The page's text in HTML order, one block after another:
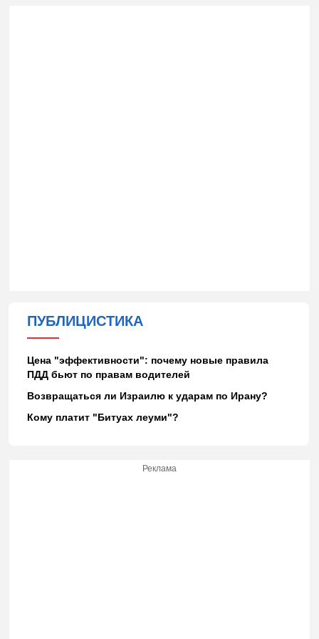
ПУБЛИЦИСТИКА
Цена "эффективности": почему новые правила
ПДД бьют по правам водителей
Возвращаться ли Израилю к ударам по Ирану?
Кому платит "Битуах леуми"?
Реклама